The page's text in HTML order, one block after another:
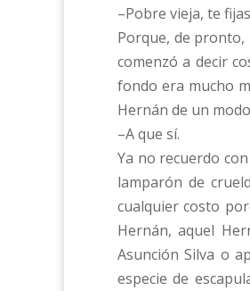
–Pobre vieja, te
Porque, de
comenzó a decir
fondo era mucho
Hernán de un
–A que sí.
Ya no recuerdo
lamparón de
cualquier costo
Hernán, aquel
Asunción Silva o
especie de